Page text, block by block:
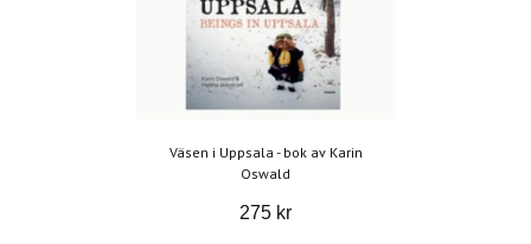
Väsen i Uppsala - bok av Karin
Oswald
275 kr